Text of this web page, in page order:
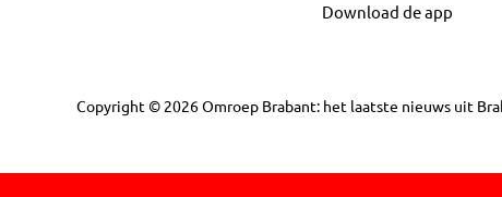
Download de app
Copyright © 2026Omroep Brabant: het laatste nieuws uit